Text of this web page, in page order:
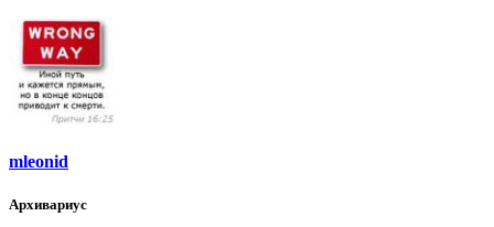
mleonid
Архивариус